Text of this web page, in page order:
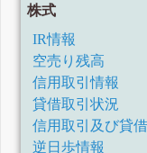
株式
IR情報
空売り残高
信用取引情報
貸借取引状況
信用取引及び貸
逆日歩情報